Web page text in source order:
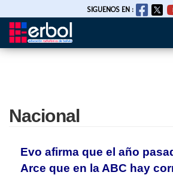
Pasar
SIGUENOS EN :
Nacional
Evo afirma que el año
Arce que en la ABC hay